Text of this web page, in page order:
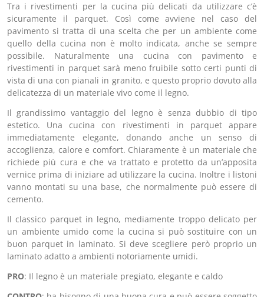
Tra i rivestimenti per la cucina più delicati da utilizzare c’è
sicuramente il parquet. Così come avviene nel caso del
pavimento si tratta di una scelta che per un ambiente come
quello della cucina non è molto indicata, anche se sempre
possibile. Naturalmente una cucina con pavimento e
rivestimenti in parquet sarà meno fruibile sotto certi punti di
vista di una con pianali in granito, e questo proprio dovuto alla
delicatezza di un materiale vivo come il legno.
Il grandissimo vantaggio del legno è senza dubbio di tipo
estetico. Una cucina con rivestimenti in parquet appare
immediatamente elegante, donando anche un senso di
accoglienza, calore e comfort. Chiaramente è un materiale che
richiede più cura e che va trattato e protetto da un’apposita
vernice prima di iniziare ad utilizzare la cucina. Inoltre i listoni
vanno montati su una base, che normalmente può essere di
cemento.
Il classico parquet in legno, mediamente troppo delicato per
un ambiente umido come la cucina si può sostituire con un
buon parquet in laminato. Si deve scegliere però proprio un
laminato adatto a ambienti notoriamente umidi.
PRO: Il legno è un materiale pregiato, elegante e caldo